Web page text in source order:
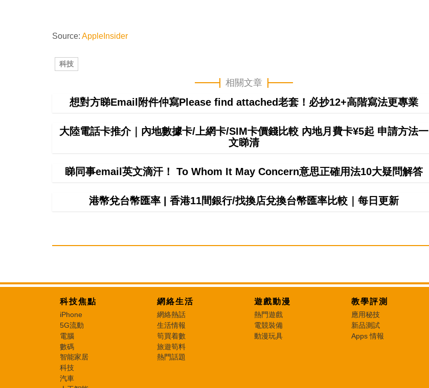
Source: AppleInsider
科技
相關文章
想對方睇Email附件仲寫Please find attached老套！必抄12+高階寫法更專業
大陸電話卡推介｜內地數據卡/上網卡/SIM卡價錢比較 內地月費卡¥5起 申請方法一
文睇清
睇同事email英文滴汗！ To Whom It May Concern意思正確用法10大疑問解答
港幣兌台幣匯率 | 香港11間銀行/找換店兌換台幣匯率比較｜每日更新
科技焦點
iPhone
5G流動
電腦
數碼
智能家居
科技
汽車
網絡生活
網絡熱話
生活情報
筍買着數
旅遊筍料
熱門話題
遊戲動漫
熱門遊戲
電競裝備
動漫玩具
教學評測
應用秘技
新品測試
Apps 情報